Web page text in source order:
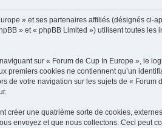
» et ses partenaires affiliés (désignés ci-
» et « phpBB Limited ») utilisent toutes
sur « Forum de Cup In Europe », le
premiers cookies ne contiennent qu’un
votre navigation sur les sujets de «
créer une quatrième sorte de cookies,
envoyez et que nous collectons. Ceci